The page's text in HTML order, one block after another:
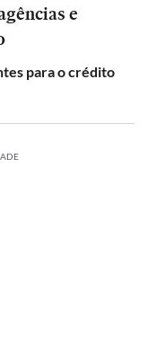
e
para o crédito